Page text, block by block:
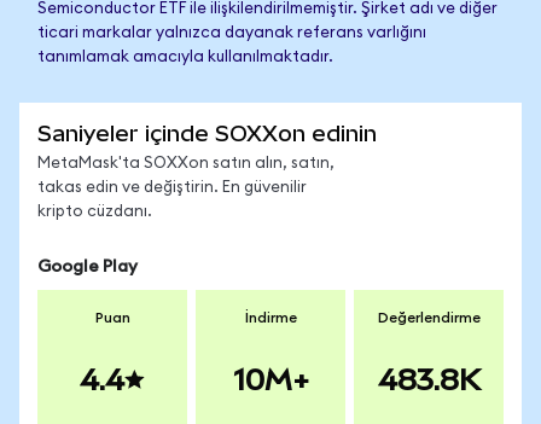
Semiconductor ETF ile ilişkilendirilmemiştir. Şirket adı ve diğer
ticari markalar yalnızca dayanak referans varlığını
tanımlamak amacıyla kullanılmaktadır.
Saniyeler içinde SOXXon edinin
MetaMask'ta SOXXon satın alın, satın,
takas edin ve değiştirin. En güvenilir
kripto cüzdanı.
Google Play
Puan
4.4
İndirme
10M+
Değerlendirme
483.8K